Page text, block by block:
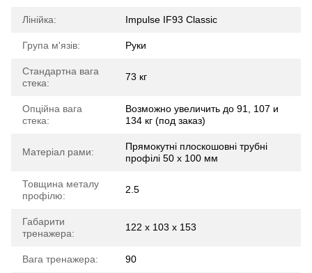
Лінійка: Impulse IF93 Classic
Група м'язів: Руки
Стандартна вага
стека:
73 кг
Опційна вага
стека:
Возможно увеличить до 91, 107 и
134 кг (под заказ)
Матеріал рами:
Прямокутні плоскошовні трубні
профілі 50 х 100 мм
Товщина металу
профілю:
2.5
Габарити
тренажера:
122 x 103 x 153
Вага тренажера: 90